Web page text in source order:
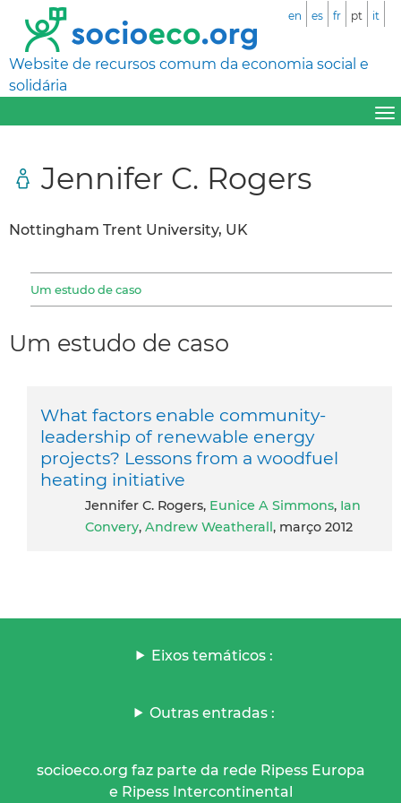
Website de recursos comum da economia social e
solidária
en es fr pt it
Jennifer C. Rogers
Nottingham Trent University, UK
Um estudo de caso
Um estudo de caso
What factors enable community-
leadership of renewable energy
projects? Lessons from a woodfuel
heating initiative
Jennifer C. Rogers, Eunice A Simmons, Ian
Convery, Andrew Weatherall, março 2012
Eixos temáticos :
Outras entradas :
socioeco.org faz parte da rede Ripess Europa
e Ripess Intercontinental